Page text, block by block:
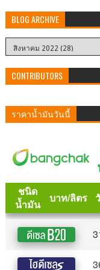
BLOG ARCHIVE
CONTRIBUTORS
ราคาน้ำมันวันนี้